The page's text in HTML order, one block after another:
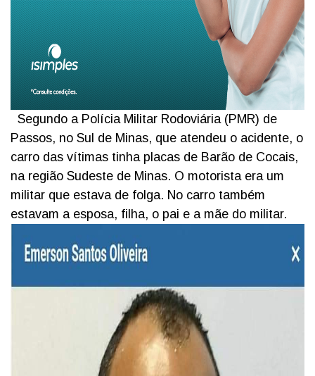
Segundo a Polícia Militar Rodoviária (PMR) de
Passos, no Sul de Minas, que atendeu o acidente, o
carro das vítimas tinha placas de Barão de Cocais,
na região Sudeste de Minas. O motorista era um
militar que estava de folga. No carro também
estavam a esposa, filha, o pai e a mãe do militar.